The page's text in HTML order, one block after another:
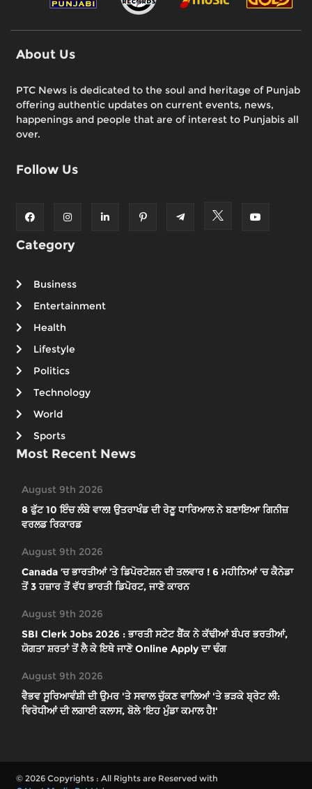
About Us
PTC News is dedicated to the soul and heritage of Punjab
offering authentic updates on current events, news,
happenings and people that are of interest to Punjabis all
over.
Follow Us
Category
Business
Entertainment
Health
Lifestyle
Politics
Technology
World
Sports
Most Recent News
August 9th 2026
8 ਫੁੱਟ 10 ਇੰਚ ਲੰਬੇ ਵਾਲ! ਉਤਰਾਖੰਡ ਦੀ ਰੇਣੂ ਧਾਰਿਆਲ ਨੇ ਬਣਾਇਆ ਗਿਨੀਜ਼
ਵਰਲਡ ਰਿਕਾਰਡ
August 9th 2026
Canada ’ਚ ਭਾਰਤੀਆਂ ’ਤੇ ਡਿਪੋਰਟੇਸ਼ਨ ਦੀ ਤਲਵਾਰ ! 6 ਮਹੀਨਿਆਂ ’ਚ ਕੈਨੇਡਾ
ਤੋਂ 3 ਹਜ਼ਾਰ ਤੋਂ ਵੱਧ ਭਾਰਤੀ ਡਿਪੋਰਟ, ਜਾਣੋ ਕਾਰਨ
August 9th 2026
SBI Clerk Jobs 2026 : ਭਾਰਤੀ ਸਟੇਟ ਬੈਂਕ ਨੇ ਕੱਢੀਆਂ ਬੰਪਰ ਭਰਤੀਆਂ,
ਯੋਗਤਾ ਸ਼ਰਤਾਂ ਤੋਂ ਲੈ ਕੇ ਇਥੇ ਜਾਣੋ Online Apply ਦਾ ਢੰਗ
August 9th 2026
ਵੈਭਵ ਸੂਰਿਆਵੰਸ਼ੀ ਦੀ ਉਮਰ 'ਤੇ ਸਵਾਲ ਚੁੱਕਣ ਵਾਲਿਆਂ 'ਤੇ ਭੜਕੇ ਬ੍ਰੇਟ ਲੀ:
ਵਿਰੋਧੀਆਂ ਦੀ ਲਗਾਈ ਕਲਾਸ, ਬੋਲੇ 'ਇਹ ਮੁੰਡਾ ਕਮਾਲ ਹੈ!'
© 2026 Copyrights : All Rights are Reserved with